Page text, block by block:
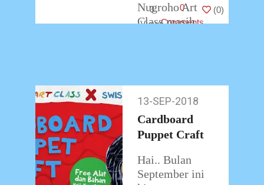
Nugroho Art
Class masih
3
0
Comments
(0)
13-
Sep-
2018
13-SEP-2018
Cardboard
Puppet Craft
Hai.. Bulan
September ini